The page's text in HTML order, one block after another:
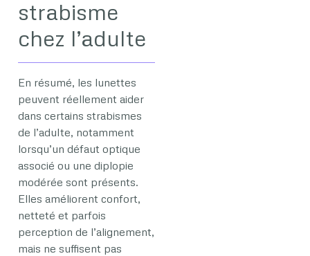
strabisme
chez l’adulte
En résumé, les lunettes
peuvent réellement aider
dans certains strabismes
de l’adulte, notamment
lorsqu’un défaut optique
associé ou une diplopie
modérée sont présents.
Elles améliorent confort,
netteté et parfois
perception de l’alignement,
mais ne suffisent pas